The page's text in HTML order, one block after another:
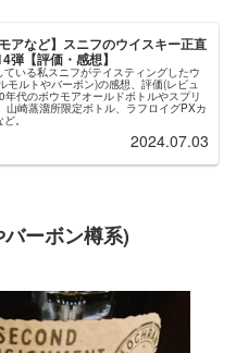
アなど】スニフのウイスキー正直
弾【評価・感想】
いる私スニフがテイスティングしたウ
モルトやバーボン)の感想、評価(レビュ
年代のボウモアオールドボトルやスプリ
山崎蒸溜所限定ボトル、ラフロイグPXカ
。
2024.07.03
ーボン樽系)